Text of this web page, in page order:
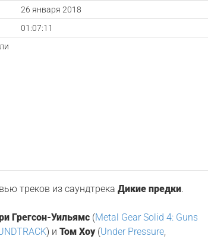
26 января 2018
01:07:11
треков из саундтрекаДикие предки.
Грегсон-Уильямс (Metal Gear Solid 4: Guns
) иТом Хоу(Under Pressure,